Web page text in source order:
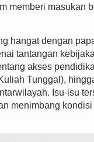
memberi masukan
hangat dengan
tantangan
akses
Tunggal),
Isu-isu
menimbang